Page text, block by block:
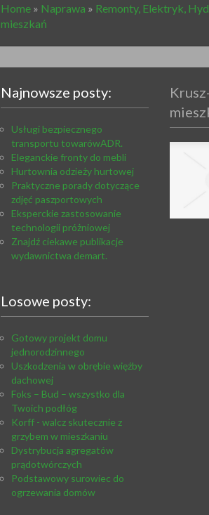
Home » Naprawa » Remonty, Elektryk,
mieszkań
Najnowsze posty:
Usługi bezpiecznego
transportu towarówADR.
Eleganckie fronty do mebli
Hurtownia odzieży hurtowej
Praktyczne porady dotyczące
zdjęć paszportowych
Eksperckie zastosowanie
technologii próżniowej
Znajdź ciekawe publikacje
wydawnictwa demart.
Losowe posty:
Gotowy projekt domu
jednorodzinnego
Uszkodzenia w obrębie więźby
dachowej
Foks – Bud – wszystko dla
Twoich podłóg
Korff - walcz skutecznie z
grzybem w mieszkaniu
Dystrybucja agregatów
prądotwórczych
Podstawowy surowiec do
ogrzewania domów